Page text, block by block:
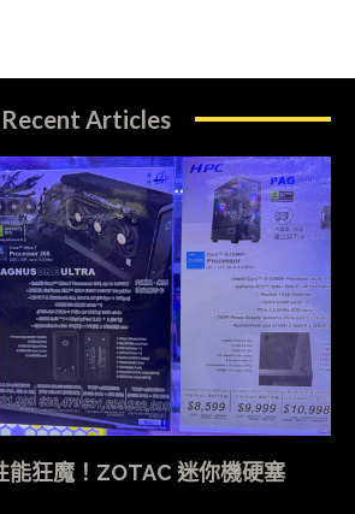
Recent Articles
能狂魔！ZOTAC 迷你機硬塞